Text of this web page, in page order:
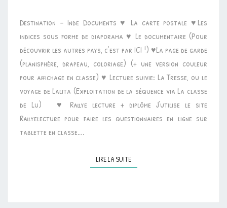
INDE
Destination – Inde Documents ♥ La carte postale ♥Les
indices sous forme de diaporama ♥ Le documentaire (Pour
découvrir les autres pays, c’est par ICI !) ♥La page de garde
(planisphère, drapeau, coloriage) (+ une version couleur
pour affichage en classe) ♥ Lecture suivie: La Tresse, ou le
voyage de Lalita (Exploitation de la séquence via La classe
de Lu) ♥ Rallye lecture + diplôme J’utilise le site
Rallyelecture pour faire les questionnaires en ligne sur
tablette en classe….
LIRE LA SUITELIRE LA SUITE